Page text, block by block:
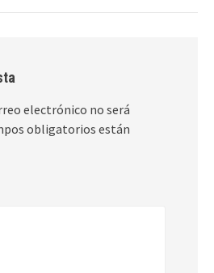
electrónico no será
obligatorios están